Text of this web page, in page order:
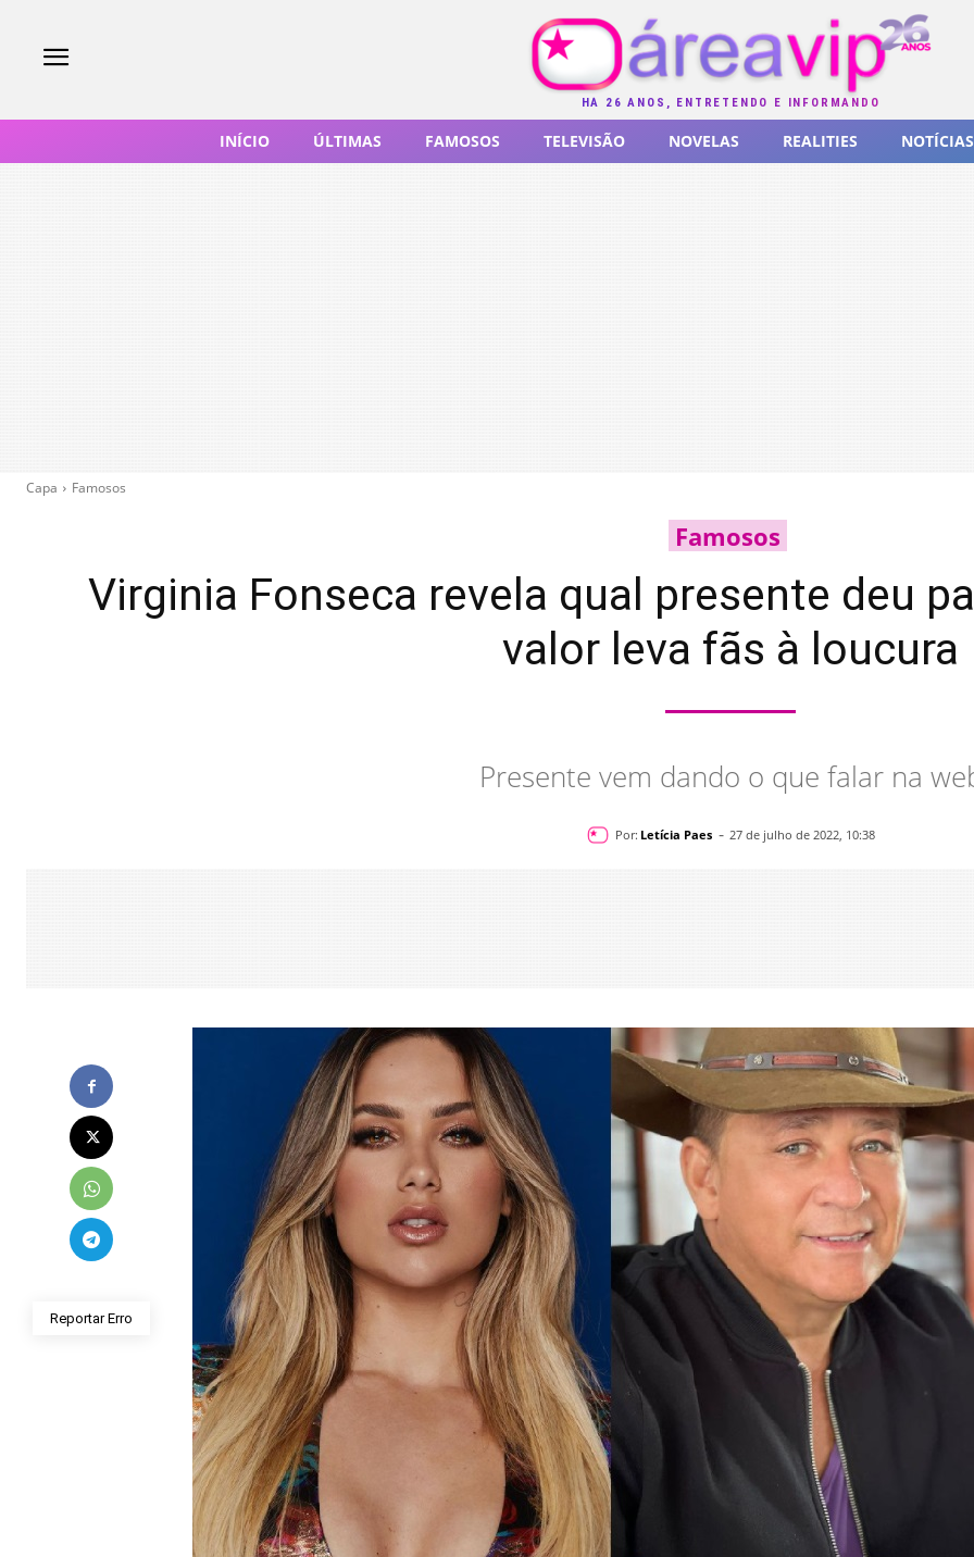
HÁ 26 ANOS, ENTRETENDO E INFORMANDO
INÍCIO ÚLTIMAS FAMOSOS TELEVISÃO NOVELAS REALITIES NOTÍCIAS
Capa Famosos
Famosos
Virginia Fonseca revela qual presente deu
valor leva fãs à loucura
Presente vem dando o que falar na
Por: Letícia Paes - 27 de julho de 2022, 10:38
Reportar Erro